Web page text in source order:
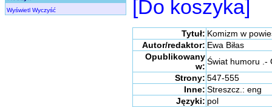
Wyświetl Wyczyść [Do koszyka]
Tytuł: Komizm w
Autor/redaktor: Ewa Biłas
Opublikowany
w: Świat humoru .-
Strony: 547-555
Inne: Streszcz.: eng
Języki: pol